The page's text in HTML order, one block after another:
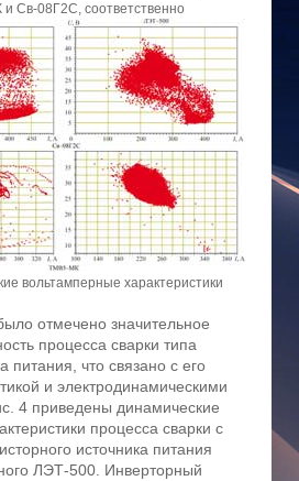
Св-08Г2С, соответственно
вольтамперные характеристики
отмечено значительное
процесса сварки типа
питания, что связано с его
и электродинамическими
4 приведены динамические
процесса сварки с
источника питания
ЛЭТ-500. Инверторный